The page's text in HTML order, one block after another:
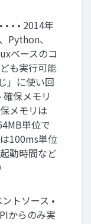
• • 2014年
Python、
ベースのコ
も実行可能
」に使い回
確保メモリ
メモリは
単位で
100ms単位
動時間など
トソース •
からのみ実